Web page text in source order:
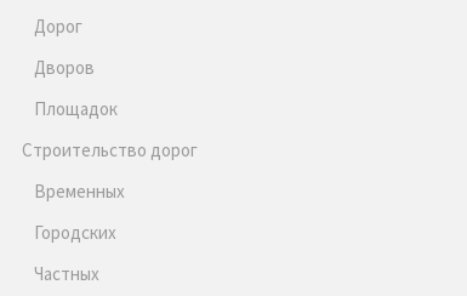
Дорог
Дворов
Площадок
Строительство дорог
Временных
Городских
Частных